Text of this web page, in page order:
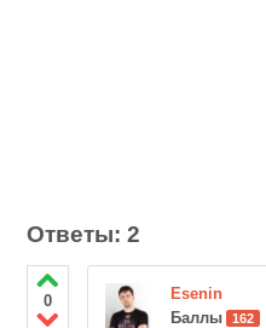
Ответы: 2
0
Esenin
Баллы
162